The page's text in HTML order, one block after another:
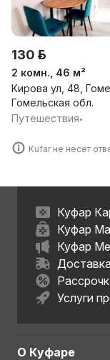
130 р.
2 комн., 46 м²
Кирова ул, 48,
Гомельская обл.
Путешествия•
Kufar не несет
Куфар
Куфар
Куфар
Доставка
Услуги
О Куфаре